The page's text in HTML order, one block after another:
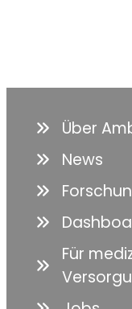
Über
News
Für